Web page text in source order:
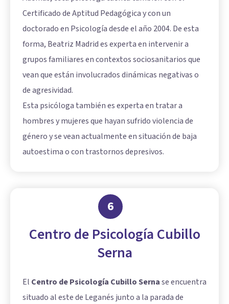
Certificado de Aptitud Pedagógica y con un
doctorado en Psicología desde el año 2004. De esta
forma, Beatriz Madrid es experta en intervenir a
grupos familiares en contextos sociosanitarios que
vean que están involucrados dinámicas negativas o
de agresividad.
Esta psicóloga también es experta en tratar a
hombres y mujeres que hayan sufrido violencia de
género y se vean actualmente en situación de baja
autoestima o con trastornos depresivos.
6
Centro de Psicología Cubillo
Serna
El Centro de Psicología Cubillo Sernase encuentra
situado al este de Leganés junto a la parada de